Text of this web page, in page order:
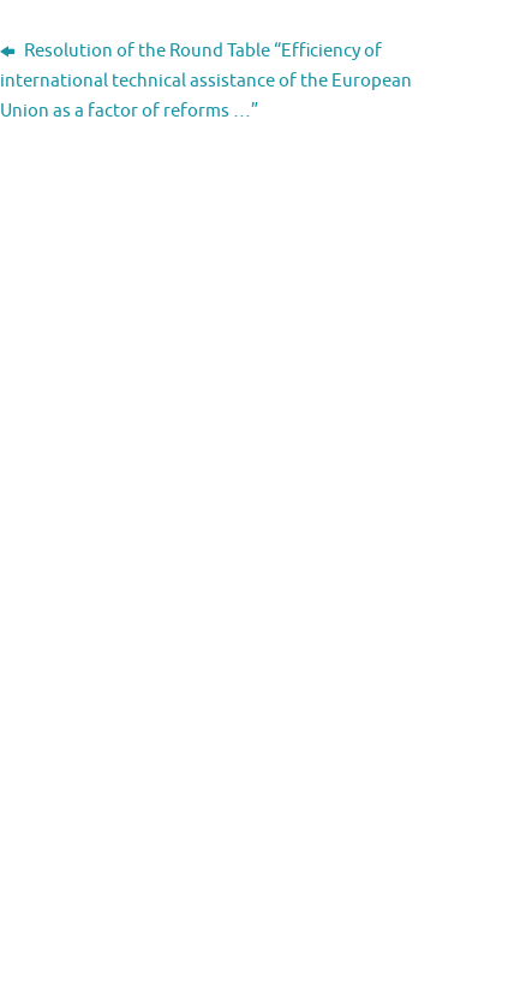
Resolution of the Round Table “Efficiency of
international technical assistance of the European
Union as a factor of reforms …”